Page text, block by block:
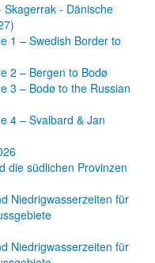
- Dänische
1 – Swedish Border to
2 – Bergen to Bodø
3 – Bodø to the Russian
4 – Svalbard & Jan
die südlichen Provinzen
Niedrigwasserzeiten für
Niedrigwasserzeiten für